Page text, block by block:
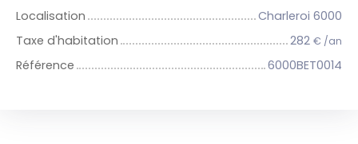
Localisation
Charleroi 6000
Taxe d'habitation
282 € /an
Référence 6000BET0014